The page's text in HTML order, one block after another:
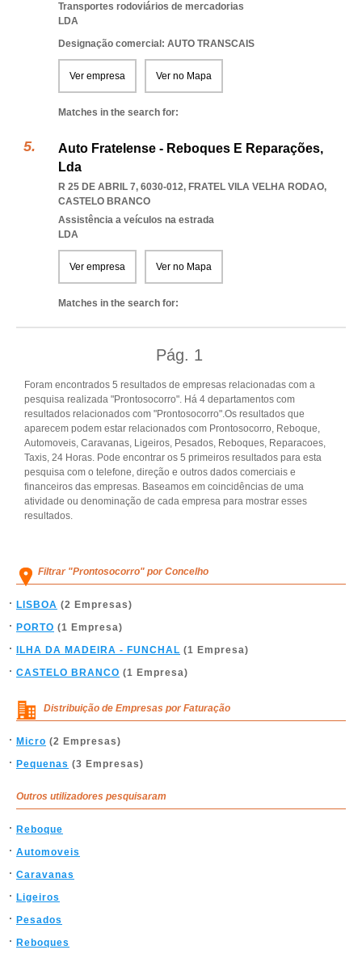
Transportes rodoviários de mercadorias
LDA
Designação comercial: AUTO TRANSCAIS
Ver empresa Ver no Mapa
Matches in the search for:
Auto Fratelense - Reboques E Reparações,
Lda
R 25 DE ABRIL 7, 6030-012, FRATEL VILA VELHA RODAO,
CASTELO BRANCO
Assistência a veículos na estrada
LDA
Ver empresa Ver no Mapa
Matches in the search for:
Pág. 1
Foram encontrados 5 resultados de empresas relacionadas com a
pesquisa realizada "Prontosocorro". Há 4 departamentos com
resultados relacionados com "Prontosocorro".Os resultados que
aparecem podem estar relacionados com Prontosocorro, Reboque,
Automoveis, Caravanas, Ligeiros, Pesados, Reboques, Reparacoes,
Taxis, 24 Horas. Pode encontrar os 5 primeiros resultados para esta
pesquisa com o telefone, direção e outros dados comerciais e
financeiros das empresas. Baseamos em coincidências de uma
atividade ou denominação de cada empresa para mostrar esses
resultados.
Filtrar "Prontosocorro" por Concelho
LISBOA (2 Empresas)
PORTO (1 Empresa)
ILHA DA MADEIRA - FUNCHAL (1 Empresa)
CASTELO BRANCO (1 Empresa)
Distribuição de Empresas por Faturação
Micro (2 Empresas)
Pequenas (3 Empresas)
Outros utilizadores pesquisaram
Reboque
Automoveis
Caravanas
Ligeiros
Pesados
Reboques